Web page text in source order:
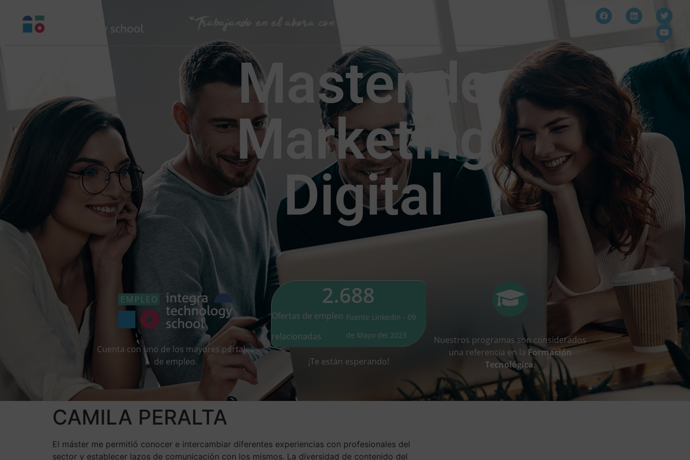
Master de
Marketing
Digital
Cuenta con uno de los mayores portales
de empleo.
Ofertas de empleo
relacionadas
Fuente Linkedin - 09
de Mayo del 2023
2.688
¡Te están esperando!
Nuestros programas son considerados
una referencia en la Formación
Tecnológica.
CAMILA PERALTA
El máster me permitió conocer e intercambiar diferentes experiencias con profesionales del
sector y establecer lazos de comunicación con los mismos. La diversidad de contenido del